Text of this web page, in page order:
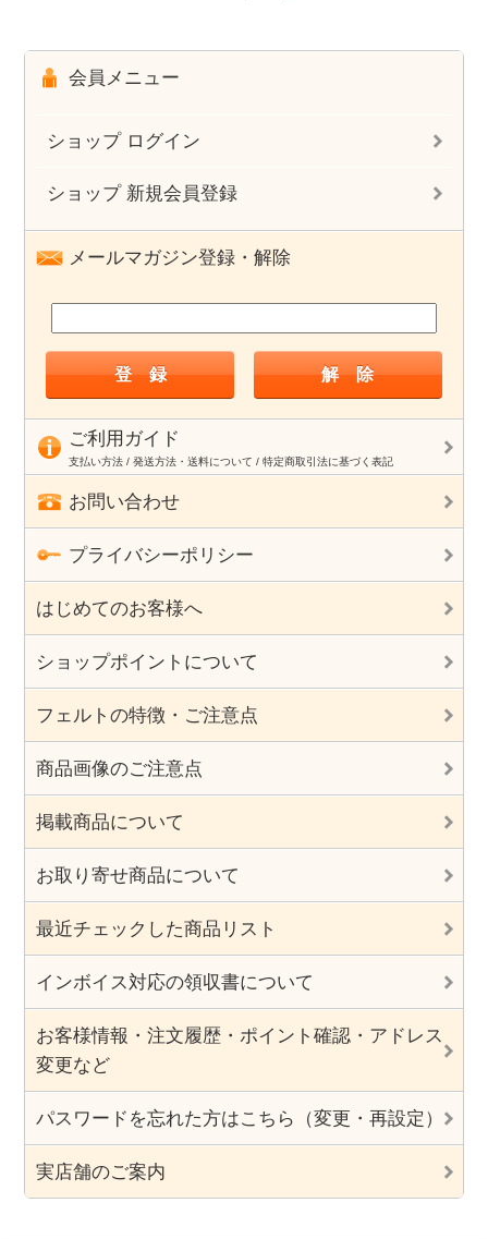
会員メニュー
ショップ ログイン
ショップ 新規会員登録
メールマガジン登録・解除
ご利用ガイド
支払い方法 / 発送方法・送料について / 特定商取引法に基づく表記
お問い合わせ
プライバシーポリシー
はじめてのお客様へ
ショップポイントについて
フェルトの特徴・ご注意点
商品画像のご注意点
掲載商品について
お取り寄せ商品について
最近チェックした商品リスト
インボイス対応の領収書について
お客様情報・注文履歴・ポイント確認・アドレス
変更など
パスワードを忘れた方はこちら（変更・再設定）
実店舗のご案内